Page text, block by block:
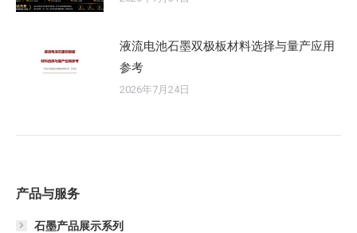
液流电池石墨双极板材料选择与量产应用
参考
2026年7月24日
产品与服务
石墨产品展示系列